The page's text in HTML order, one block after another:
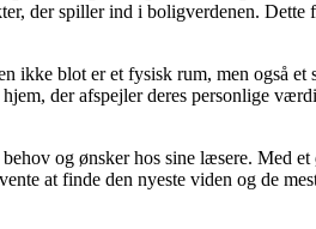
der spiller ind i boligverdenen.
ikke blot er et fysisk rum, men også
der afspejler deres personlige
og ønsker hos sine læsere. Med
at finde den nyeste viden og de